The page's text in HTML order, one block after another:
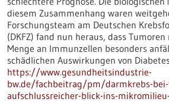
diesem Zusammenhang waren
Forschungsteam am Deutschen
(DKFZ) fand nun heraus, dass
Menge an Immunzellen besonders
schädlichen Auswirkungen von
https://www.gesundheitsindustrie-
bw.de/fachbeitrag/pm/darmkrebs-
aufschlussreicher-blick-ins-